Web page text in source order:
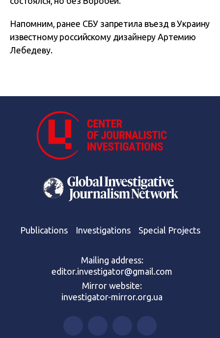
Напомним, ранее СБУ запретила въезд в Украину
известному российскому дизайнеру Артемию
Лебедеву.
Publications Investigations Special Projects
Mailing address:
editor.investigator@gmail.com
Mirror website:
investigator-mirror.org.ua